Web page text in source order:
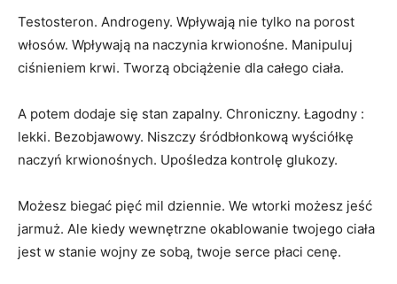
Testosteron. Androgeny. Wpływają nie tylko na porost
włosów. Wpływają na naczynia krwionośne. Manipuluj
ciśnieniem krwi. Tworzą obciążenie dla całego ciała.
A potem dodaje się stan zapalny. Chroniczny. Łagodny :
lekki. Bezobjawowy. Niszczy śródbłonkową wyściółkę
naczyń krwionośnych. Upośledza kontrolę glukozy.
Możesz biegać pięć mil dziennie. We wtorki możesz jeść
jarmuż. Ale kiedy wewnętrzne okablowanie twojego ciała
jest w stanie wojny ze sobą, twoje serce płaci cenę.